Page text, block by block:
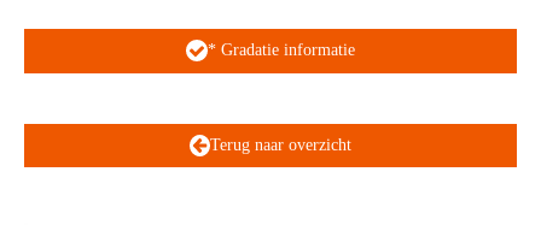
* Gradatie informatie
Terug naar overzicht